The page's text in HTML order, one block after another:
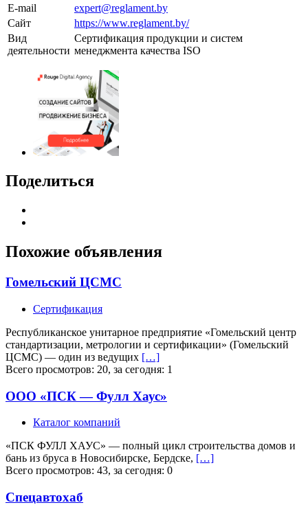
E-mail
expert@reglament.by
Сайт
https://www.reglament.by/
Вид
деятельности
Сертификация продукции и систем
менеджмента качества ISO
Поделиться
Похожие объявления
Гомельский ЦСМС
Сертификация
Республиканское унитарное предприятие «Гомельский центр
стандартизации, метрологии и сертификации» (Гомельский
ЦСМС) — один из ведущих […]
Всего просмотров: 20, за сегодня: 1
ООО «ПСК — Фулл Хаус»
Каталог компаний
«ПСК ФУЛЛ ХАУС» — полный цикл строительства домов и
бань из бруса в Новосибирске, Бердске, […]
Всего просмотров: 43, за сегодня: 0
Спецавтохаб